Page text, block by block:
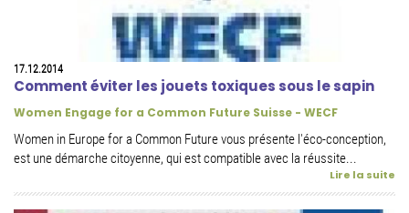
17.12.2014
Comment éviter les jouets toxiques sous le sapin
Women Engage for a Common Future Suisse - WECF
Women in Europe for a Common Future vous présente l'éco-conception,
est une démarche citoyenne, qui est compatible avec la réussite...
Lire la suite